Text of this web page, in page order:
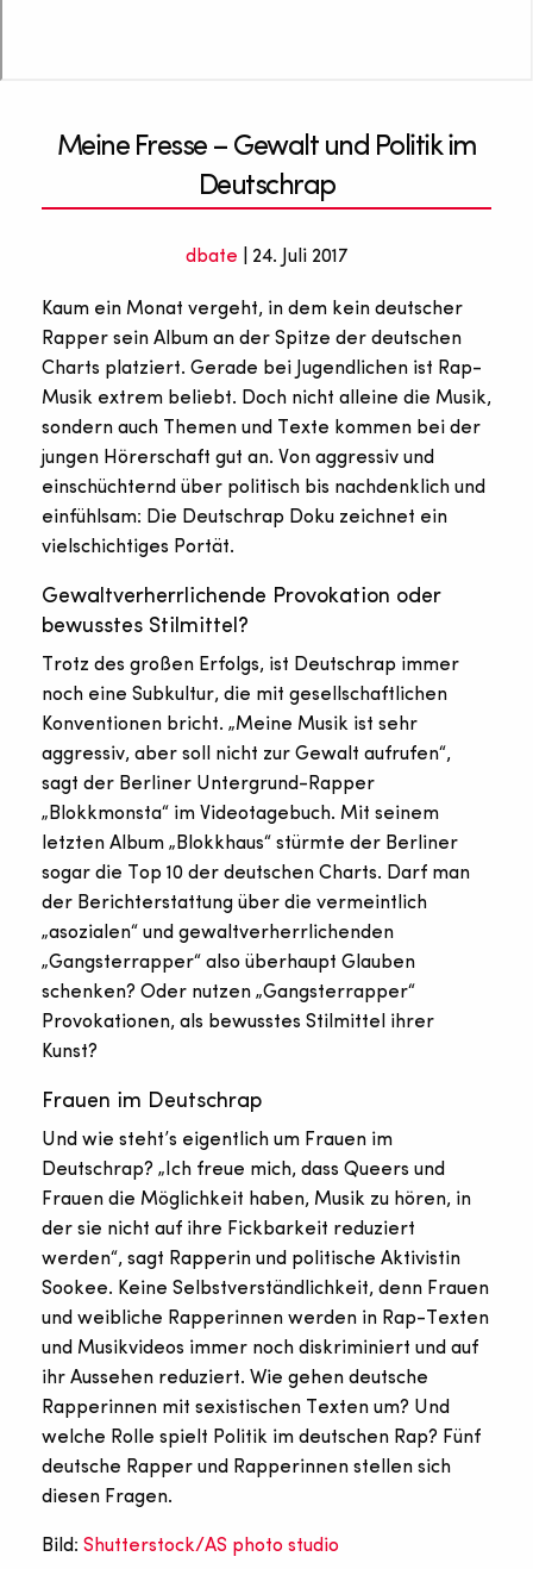
Meine Fresse – Gewalt und Politik im
Deutschrap
dbate | 24. Juli 2017
Kaum ein Monat vergeht, in dem kein deutscher
Rapper sein Album an der Spitze der deutschen
Charts platziert. Gerade bei Jugendlichen ist Rap-
Musik extrem beliebt. Doch nicht alleine die Musik,
sondern auch Themen und Texte kommen bei der
jungen Hörerschaft gut an. Von aggressiv und
einschüchternd über politisch bis nachdenklich und
einfühlsam: Die Deutschrap Doku zeichnet ein
vielschichtiges Portät.
Gewaltverherrlichende Provokation oder
bewusstes Stilmittel?
Trotz des großen Erfolgs, ist Deutschrap immer
noch eine Subkultur, die mit gesellschaftlichen
Konventionen bricht. „Meine Musik ist sehr
aggressiv, aber soll nicht zur Gewalt aufrufen“,
sagt der Berliner Untergrund-Rapper
„Blokkmonsta“ im Videotagebuch. Mit seinem
letzten Album „Blokkhaus“ stürmte der Berliner
sogar die Top 10 der deutschen Charts. Darf man
der Berichterstattung über die vermeintlich
„asozialen“ und gewaltverherrlichenden
„Gangsterrapper“ also überhaupt Glauben
schenken? Oder nutzen „Gangsterrapper“
Provokationen, als bewusstes Stilmittel ihrer
Kunst?
Frauen im Deutschrap
Und wie steht’s eigentlich um Frauen im
Deutschrap? „Ich freue mich, dass Queers und
Frauen die Möglichkeit haben, Musik zu hören, in
der sie nicht auf ihre Fickbarkeit reduziert
werden“, sagt Rapperin und politische Aktivistin
Sookee. Keine Selbstverständlichkeit, denn Frauen
und weibliche Rapperinnen werden in Rap-Texten
und Musikvideos immer noch diskriminiert und auf
ihr Aussehen reduziert. Wie gehen deutsche
Rapperinnen mit sexistischen Texten um? Und
welche Rolle spielt Politik im deutschen Rap? Fünf
deutsche Rapper und Rapperinnen stellen sich
diesen Fragen.
Bild: Shutterstock/AS photo studio